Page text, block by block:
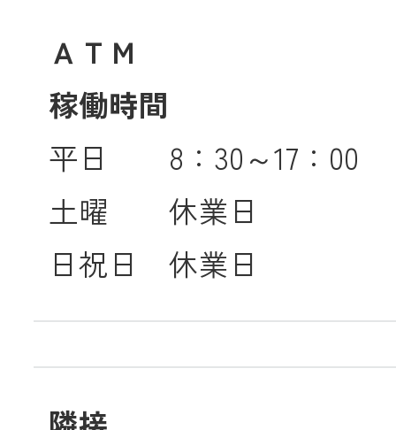
ＡＴＭ
稼働時間
平日 8：30～17：00
土曜 休業日
日祝日 休業日